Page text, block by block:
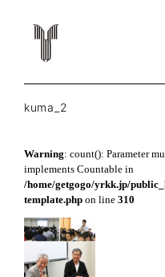
kuma_2
Warning: count(): Parameter
implements Countable in
/home/getgogo/yrkk.jp/
template.php on line 310